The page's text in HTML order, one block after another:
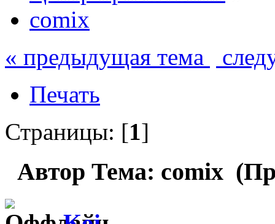
comix
« предыдущая тема
Печать
Страницы: [1]
Автор Тема: comix